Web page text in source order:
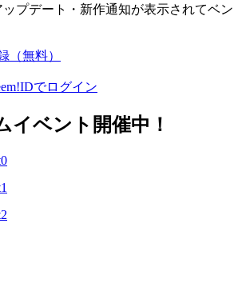
プデート・新作通知が表示されてベン
（無料）
でログイン
イベント開催中！